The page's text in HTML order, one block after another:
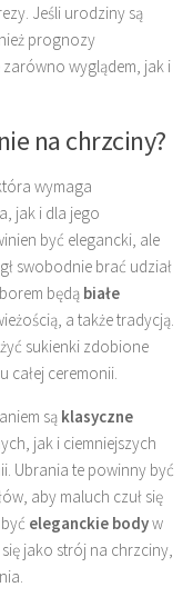
Jeśli urodziny są
prognozy
wyglądem, jak i
na chrzciny?
wymaga
jak i dla jego
być elegancki, ale
swobodnie brać udział
będą białe
a także tradycją.
sukienki zdobione
ceremonii.
są klasyczne
jak i ciemniejszych
Ubrania te powinny być
aby maluch czuł się
eleganckie bodyw
jako strój na chrzciny,